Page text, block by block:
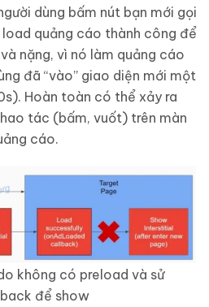
dùng bấm nút bạn mới gọi
quảng cáo thành công để
nặng, vì nó làm quảng cáo
đã “vào” giao diện mới một
Hoàn toàn có thể xảy ra
tác (bấm, vuốt) trên màn
cáo.
không có preload và sử
để show